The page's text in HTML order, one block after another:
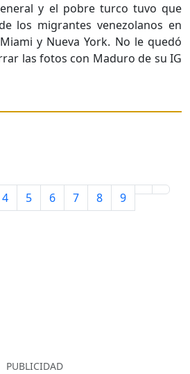
y el pobre turco tuvo que
los migrantes venezolanos en
y Nueva York. No le quedó
las fotos con Maduro de su IG
4 5 6 7 8 9
PUBLICIDAD